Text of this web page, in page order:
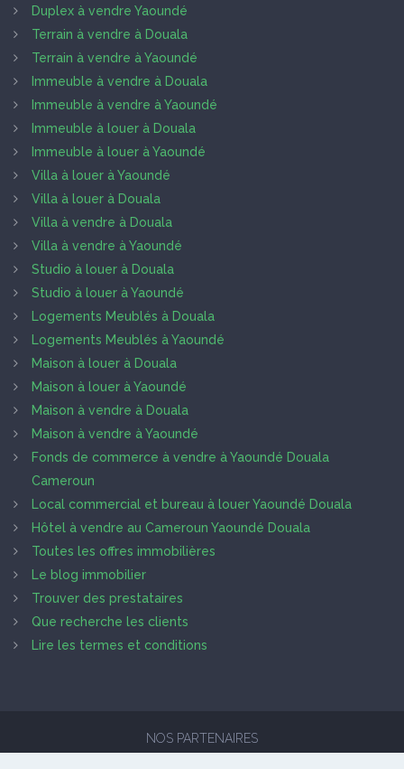
Duplex à vendre Yaoundé
Terrain à vendre à Douala
Terrain à vendre à Yaoundé
Immeuble à vendre à Douala
Immeuble à vendre à Yaoundé
Immeuble à louer à Douala
Immeuble à louer à Yaoundé
Villa à louer à Yaoundé
Villa à louer à Douala
Villa à vendre à Douala
Villa à vendre à Yaoundé
Studio à louer à Douala
Studio à louer à Yaoundé
Logements Meublés à Douala
Logements Meublés à Yaoundé
Maison à louer à Douala
Maison à louer à Yaoundé
Maison à vendre à Douala
Maison à vendre à Yaoundé
Fonds de commerce à vendre à Yaoundé Douala
Cameroun
Local commercial et bureau à louer Yaoundé Douala
Hôtel à vendre au Cameroun Yaoundé Douala
Toutes les offres immobilières
Le blog immobilier
Trouver des prestataires
Que recherche les clients
Lire les termes et conditions
NOS PARTENAIRES